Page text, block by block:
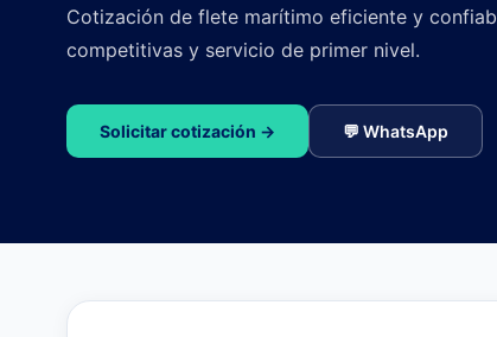
Cotización de flete marítimo eficiente y
competitivas y servicio de primer nivel.
Solicitar cotización → 💬 WhatsApp